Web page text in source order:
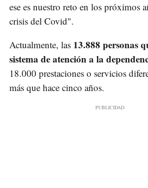
ese es nuestro reto en los próximos
crisis del Covid".
Actualmente, las 13.888 personas
sistema de atención a la
18.000 prestaciones o servicios
más que hace cinco años.